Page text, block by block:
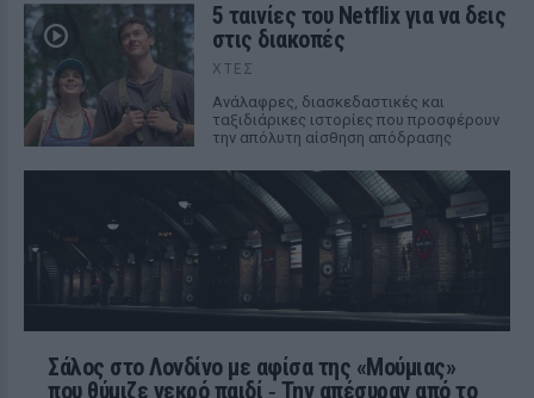
5 ταινίες του Netflix για να δεις
στις διακοπές
ΧΤΕΣ
Aνάλαφρες, διασκεδαστικές και
ταξιδιάρικες ιστορίες που προσφέρουν
την απόλυτη αίσθηση απόδρασης
Σάλος στο Λονδίνο με αφίσα της «Μούμιας»
που θύμιζε νεκρό παιδί ‑ Την απέσυραν από το